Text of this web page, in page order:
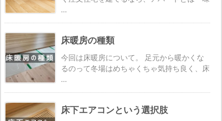
...
床暖房の種類
今回は床暖房について。 足元から暖かくな
るのって冬場はめちゃくちゃ気持ち良く、床
...
床下エアコンという選択肢